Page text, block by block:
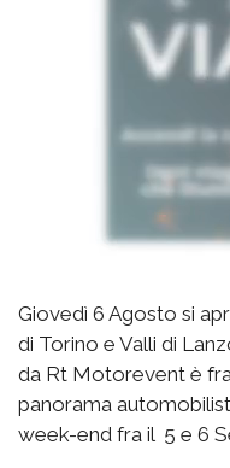
Giovedì 6 Agosto si
di Torino e Valli di
da Rt Motorevent è
panorama
week-end fra il 5 e 6